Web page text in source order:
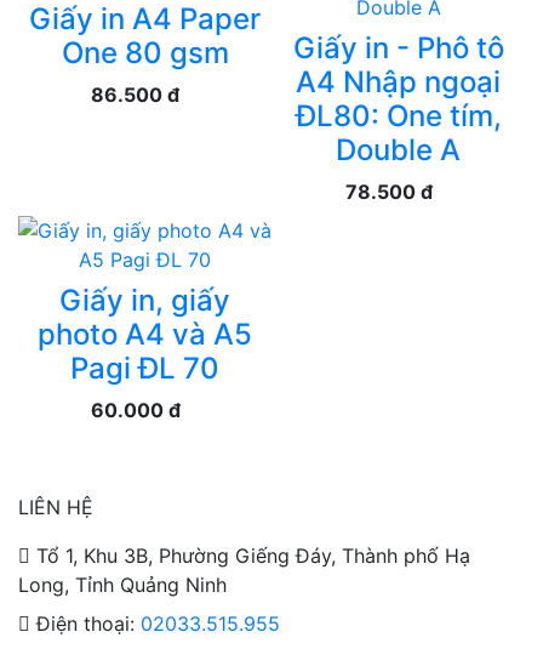
Giấy in A4 Paper
One 80 gsm
86.500 đ
Giấy in - Phô tô
A4 Nhập ngoại
ĐL80: One tím,
Double A
78.500 đ
Giấy in, giấy
photo A4 và A5
Pagi ĐL 70
60.000 đ
LIÊN HỆ
Tổ 1, Khu 3B, Phường Giếng Đáy, Thành phố Hạ
Long, Tỉnh Quảng Ninh
Điện thoại: 02033.515.955